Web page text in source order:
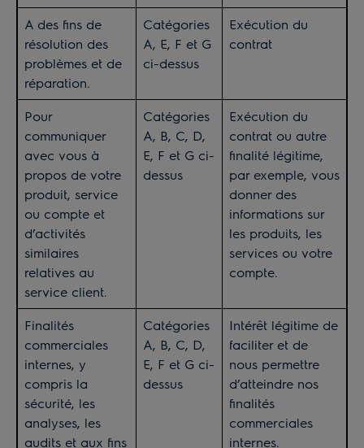
A des fins de
résolution des
problèmes et de
réparation.
Catégories
A, E, F et G
ci-dessus
Exécution du
contrat
Pour
communiquer
avec vous à
propos de votre
produit, service
ou compte et
d’activités
similaires
relatives au
service client.
Catégories
A, B, C, D,
E, F et G ci-
dessus
Exécution du
contrat ou autre
finalité légitime,
par exemple, vous
donner des
informations sur
les produits, les
services ou votre
compte.
Finalités
commerciales
internes, y
compris la
sécurité, les
analyses, les
audits et aux fins
Catégories
A, B, C, D,
E, F et G ci-
dessus
Intérêt légitime de
faciliter et de
nous permettre
d’atteindre nos
finalités
commerciales
internes.